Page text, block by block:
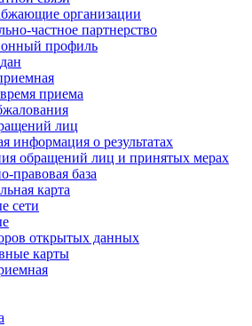
организации
частное партнерство
профиль
приема
лиц
информация о результатах
обращений лиц и принятых мерах
правовая база
карта
сети
открытых данных
карты